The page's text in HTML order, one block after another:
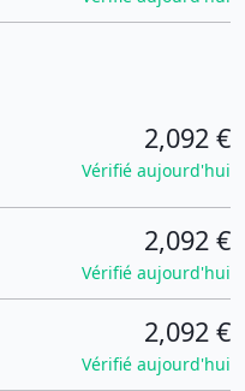
2,092 €
Vérifié aujourd'hui
2,092 €
Vérifié aujourd'hui
2,092 €
Vérifié aujourd'hui